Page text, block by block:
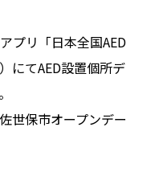
プリ「日本全国AED
にてAED設置個所デ
世保市オープンデー